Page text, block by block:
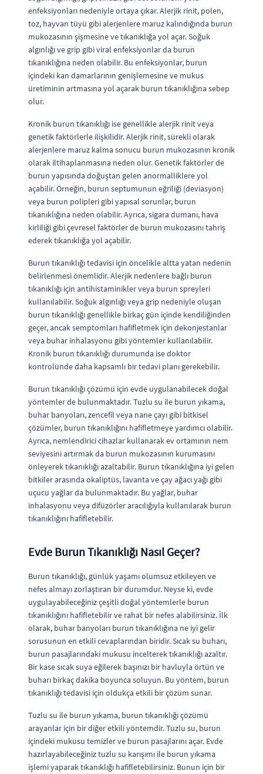
enfeksiyonları nedeniyle ortaya çıkar. Alerjik rinit, polen,
toz, hayvan tüyü gibi alerjenlere maruz kalındığında burun
mukozasının şişmesine ve tıkanıklığa yol açar. Soğuk
algınlığı ve grip gibi viral enfeksiyonlar da burun
tıkanıklığına neden olabilir. Bu enfeksiyonlar, burun
içindeki kan damarlarının genişlemesine ve mukus
üretiminin artmasına yol açarak burun tıkanıklığına sebep
olur.
Kronik burun tıkanıklığı ise genellikle alerjik rinit veya
genetik faktörlerle ilişkilidir. Alerjik rinit, sürekli olarak
alerjenlere maruz kalma sonucu burun mukozasının kronik
olarak iltihaplanmasına neden olur. Genetik faktörler de
burun yapısında doğuştan gelen anormalliklere yol
açabilir. Örneğin, burun septumunun eğriliği (deviasyon)
veya burun polipleri gibi yapısal sorunlar, burun
tıkanıklığına neden olabilir. Ayrıca, sigara dumanı, hava
kirliliği gibi çevresel faktörler de burun mukozasını tahriş
ederek tıkanıklığa yol açabilir.
Burun tıkanıklığı tedavisi için öncelikle altta yatan nedenin
belirlenmesi önemlidir. Alerjik nedenlere bağlı burun
tıkanıklığı için antihistaminikler veya burun spreyleri
kullanılabilir. Soğuk algınlığı veya grip nedeniyle oluşan
burun tıkanıklığı genellikle birkaç gün içinde kendiliğinden
geçer, ancak semptomları hafifletmek için dekonjestanlar
veya buhar inhalasyonu gibi yöntemler kullanılabilir.
Kronik burun tıkanıklığı durumunda ise doktor
kontrolünde daha kapsamlı bir tedavi planı gerekebilir.
Burun tıkanıklığı çözümü için evde uygulanabilecek doğal
yöntemler de bulunmaktadır. Tuzlu su ile burun yıkama,
buhar banyoları, zencefil veya nane çayı gibi bitkisel
çözümler, burun tıkanıklığını hafifletmeye yardımcı olabilir.
Ayrıca, nemlendirici cihazlar kullanarak ev ortamının nem
seviyesini artırmak da burun mukozasının kurumasını
önleyerek tıkanıklığı azaltabilir. Burun tıkanıklığına iyi gelen
bitkiler arasında okaliptüs, lavanta ve çay ağacı yağı gibi
uçucu yağlar da bulunmaktadır. Bu yağlar, buhar
inhalasyonu veya difüzörler aracılığıyla kullanılarak burun
tıkanıklığını hafifletebilir.
Evde Burun Tıkanıklığı Nasıl Geçer?
Burun tıkanıklığı, günlük yaşamı olumsuz etkileyen ve
nefes almayı zorlaştıran bir durumdur. Neyse ki, evde
uygulayabileceğiniz çeşitli doğal yöntemlerle burun
tıkanıklığını hafifletebilir ve rahat bir nefes alabilirsiniz. İlk
olarak, buhar banyoları burun tıkanıklığına ne iyi gelir
sorusunun en etkili cevaplarından biridir. Sıcak su buharı,
burun pasajlarındaki mukusu incelterek tıkanıklığı azaltır.
Bir kase sıcak suya eğilerek başınızı bir havluyla örtün ve
buharı birkaç dakika boyunca soluyun. Bu yöntem, burun
tıkanıklığı tedavisi için oldukça etkili bir çözüm sunar.
Tuzlu su ile burun yıkama, burun tıkanıklığı çözümü
arayanlar için bir diğer etkili yöntemdir. Tuzlu su, burun
içindeki mukusu temizler ve burun pasajlarını açar. Evde
hazırlayabileceğiniz tuzlu su karışımı ile burun yıkama
işlemi yaparak tıkanıklığı hafifletebilirsiniz. Bunun için bir